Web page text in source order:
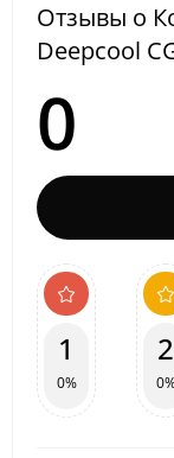
Отзывы о
Deepcool
0
1
0%
2